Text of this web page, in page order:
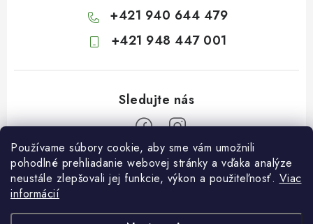
Používame súbory cookie, aby sme vám umožnili
pohodlné prehliadanie webovej stránky a vďaka analýze
neustále zlepšovali jej funkcie, výkon a použiteľnosť. Viac
informácií
+421 940 644 479
+421 948 447 001
Informácie pre vás